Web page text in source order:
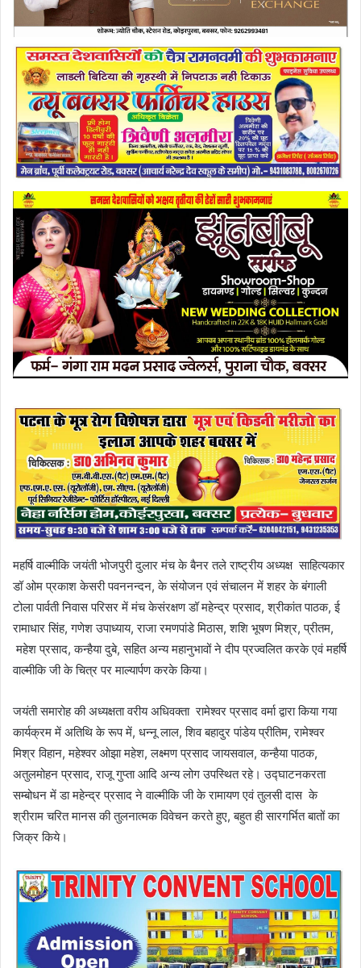
महर्षि वाल्मीकि जयंती भोजपुरी दुलार मंच के बैनर तले राष्ट्रीय अध्यक्ष साहित्यकार
डॉ ओम प्रकाश केसरी पवननन्दन‌, के संयोजन एवं संचालन में शहर के बंगाली
टोला पार्वती निवास परिसर में मंच केसंरक्षण डॉ महेन्द्र प्रसाद, श्रीकांत पाठक, ई
रामाधार सिंह, गणेश उपाध्याय, राजा रमणपांडे मिठास, शशि भूषण मिश्र, प्रीतम,
महेश प्रसाद, कन्हैया दुबे, सहित अन्य महानुभावों ने दीप प्रज्वलित करके एवं महर्षि
वाल्मीकि जी के चित्र पर माल्यार्पण करके किया।
जयंती समारोह की अध्यक्षता वरीय अधिवक्ता रामेश्वर प्रसाद वर्मा द्वारा किया गया
कार्यक्रम में अतिथि के रूप में, धन्नू लाल, शिव बहादुर पांडेय प्रीतिम, रामेश्वर
मिश्र विहान, महेश्वर ओझा महेश, लक्ष्मण प्रसाद जायसवाल, कन्हैया पाठक,
अतुलमोहन प्रसाद, राजू गुप्ता आदि अन्य लोग उपस्थित रहे। उद्घाटनकरता
सम्बोधन में डा महेन्द्र प्रसाद ने वाल्मीकि जी के रामायण एवं तुलसी दास के
श्रीराम चरित मानस की तुलनात्मक विवेचन करते हुए, बहुत ही सारगर्भित बातों का
जिक्र किये।